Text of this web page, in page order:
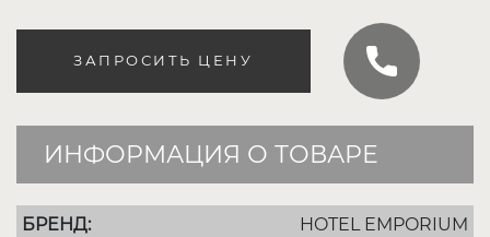
ЗАПРОСИТЬ ЦЕНУ
ИНФОРМАЦИЯ О ТОВАРЕ
БРЕНД:
HOTEL EMPORIUM